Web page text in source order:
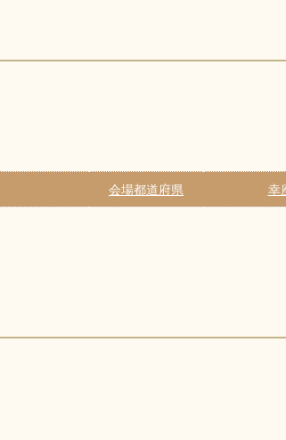
会場都道府県 幸